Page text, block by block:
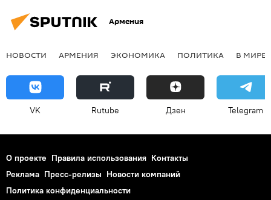
Армения
НОВОСТИ АРМЕНИЯ ЭКОНОМИКА ПОЛИТИКА В МИРЕ
VK Rutube Дзен Telegram
О проекте Правила использования Контакты
Реклама Пресс-релизы Новости компаний
Политика конфиденциальности